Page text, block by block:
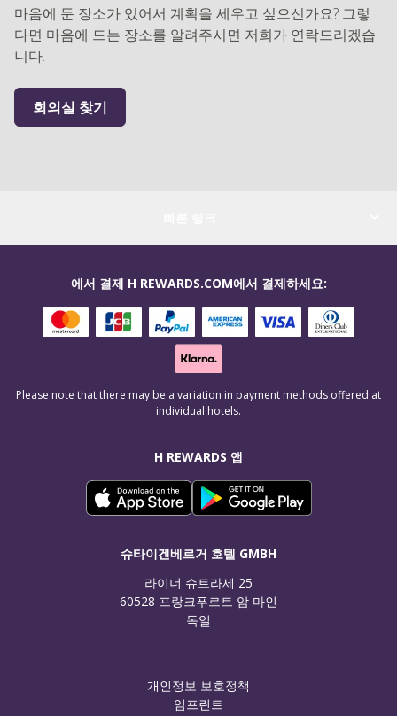
마음에 둔 장소가 있어서 계획을 세우고 싶으신가요? 그렇
다면 마음에 드는 장소를 알려주시면 저희가 연락드리겠습
니다.
회의실 찾기
H REWARDS 앱
슈타이겐베르거 호텔 GMBH
라이너 슈트라세 25
60528 프랑크푸르트 암 마인
독일
에서 결제 H REWARDS.COM에서 결제하세요:
Please note that there may be a variation in payment methods offered at
individual hotels.
개인정보 보호정책
임프린트